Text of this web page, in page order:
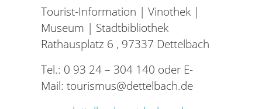
Tourist-Information | Vinothek |
Museum | Stadtbibliothek
Rathausplatz 6 , 97337 Dettelbach
Tel.: 0 93 24 – 304 140 oder E-
Mail: tourismus@dettelbach.de